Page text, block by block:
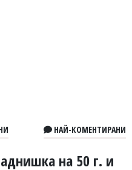
НАЙ-КОМЕНТИРАНИ
на 50 г. и